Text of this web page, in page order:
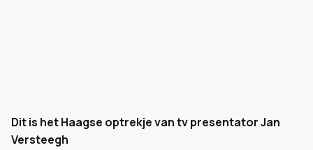
Dit is het Haagse optrekje van tv presentator Jan
Versteegh